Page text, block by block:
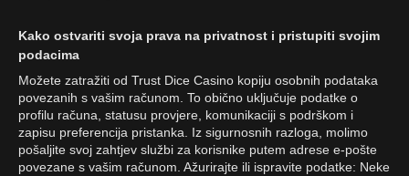
Kako ostvariti svoja prava na privatnost i pristupiti svojim
podacima
Možete zatražiti od Trust Dice Casino kopiju osobnih podataka
povezanih s vašim računom. To obično uključuje podatke o
profilu računa, statusu provjere, komunikaciji s podrškom i
zapisu preferencija pristanka. Iz sigurnosnih razloga, molimo
pošaljite svoj zahtjev službi za korisnike putem adrese e-pošte
povezane s vašim računom. Ažurirajte ili ispravite podatke: Neke